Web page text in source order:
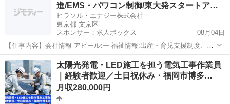
進/EMS・パワコン制御/東大発スタートア
ッ…
ヒラソル・エナジー株式会社
東京都 文京区
スポンサー：求人ボックス
08月04日
【仕事内容】会社情報 アピール:ー 福祉情報:出産・育児支援制度、
U・Iターン支援、ストックオプション、継続雇用制度(勤務延長)、継続
雇用制度(再雇用)、社内ウォーターサーバー無料、資格取得支援制度、
研修支援制度 モデル給与: 詳...
正社員
太陽光発電・LED施工を担う電気工事作業員
｜経験者歓迎／土日祝休み・福岡市博多…
月収280,000円